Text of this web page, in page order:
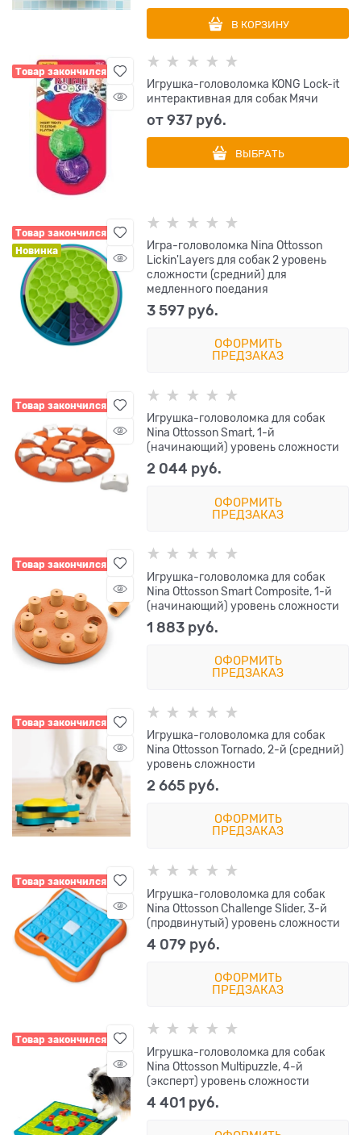
В КОРЗИНУ
Товар закончился
Игрушка-головоломка KONG Lock-it
интерактивная для собак Мячи
от937 руб.
ВЫБРАТЬ
Товар закончился
Новинка
Игра-головоломка Nina Ottosson
Lickin'Layers для собак 2 уровень
сложности (средний) для
медленного поедания
3 597 руб.
ОФОРМИТЬ
ПРЕДЗАКАЗ
Товар закончился
Игрушка-головоломка для собак
Nina Ottosson Smart, 1-й
(начинающий) уровень сложности
2 044 руб.
ОФОРМИТЬ
ПРЕДЗАКАЗ
Товар закончился
Игрушка-головоломка для собак
Nina Ottosson Smart Composite, 1-й
(начинающий) уровень сложности
1 883 руб.
ОФОРМИТЬ
ПРЕДЗАКАЗ
Товар закончился
Игрушка-головоломка для собак
Nina Ottosson Tornado, 2-й (средний)
уровень сложности
2 665 руб.
ОФОРМИТЬ
ПРЕДЗАКАЗ
Товар закончился
Игрушка-головоломка для собак
Nina Ottosson Challenge Slider, 3-й
(продвинутый) уровень сложности
4 079 руб.
ОФОРМИТЬ
ПРЕДЗАКАЗ
Товар закончился
Игрушка-головоломка для собак
Nina Ottosson Multipuzzle, 4-й
(эксперт) уровень сложности
4 401 руб.